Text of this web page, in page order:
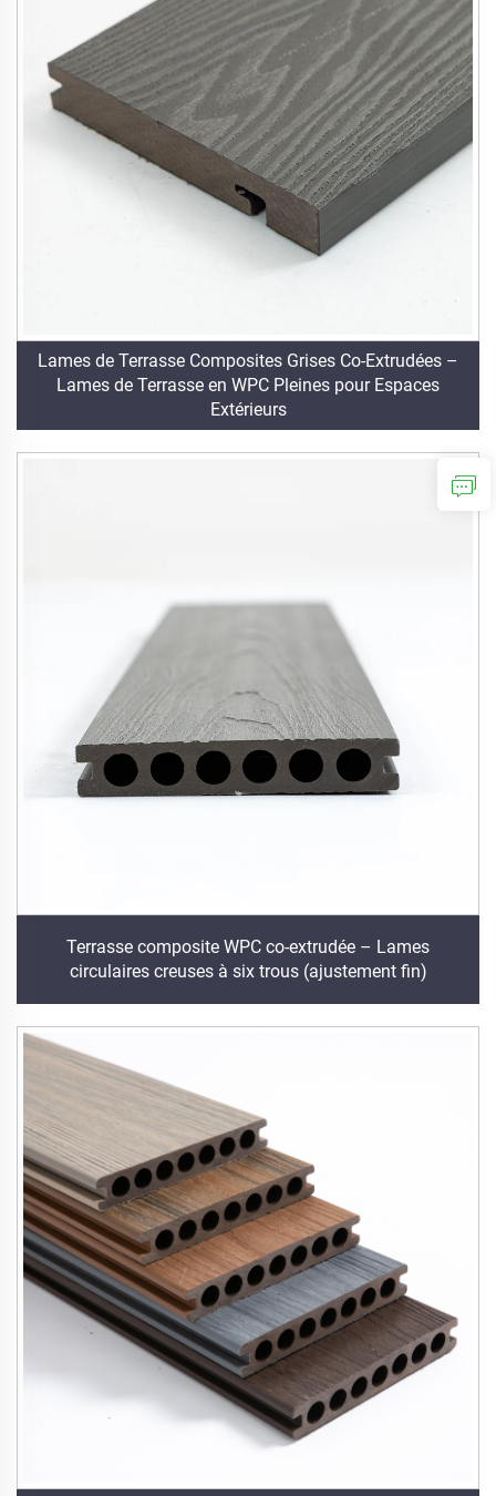
Lames de Terrasse Composites Grises Co-Extrudées –
Lames de Terrasse en WPC Pleines pour Espaces
Extérieurs
Terrasse composite WPC co-extrudée – Lames
circulaires creuses à six trous (ajustement fin)